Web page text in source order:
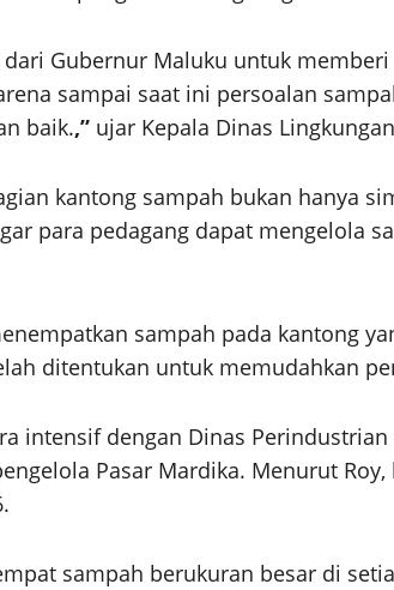
Gubernur Maluku untuk
sampai saat ini persoalan
baik.,” ujar Kepala Dinas
kantong sampah bukan hanya
para pedagang dapat mengelola
sampah pada kantong
ditentukan untuk memudahkan
intensif dengan Dinas
Pasar Mardika. Menurut
sampah berukuran besar di